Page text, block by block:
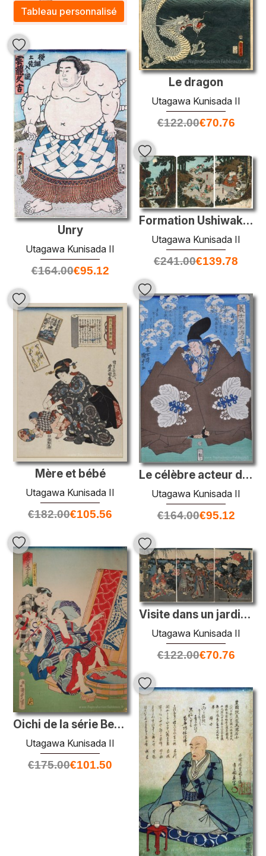
Tableau personnalisé
Le dragon
Utagawa Kunisada II
€122.00€70.76
Unry
Utagawa Kunisada II
€164.00€95.12
Formation Ushiwaka-Maru avec le Tengu
Utagawa Kunisada II
€241.00€139.78
Le célèbre acteur de Kabuki Takeda Harunobu (Takeda Shingen). De
Utagawa Kunisada II
€164.00€95.12
Mère et bébé
Utagawa Kunisada II
€182.00€105.56
Oichi de la série Beauties of Tokyo
Utagawa Kunisada II
€175.00€101.50
Visite dans un jardin de pivoine
Utagawa Kunisada II
€122.00€70.76